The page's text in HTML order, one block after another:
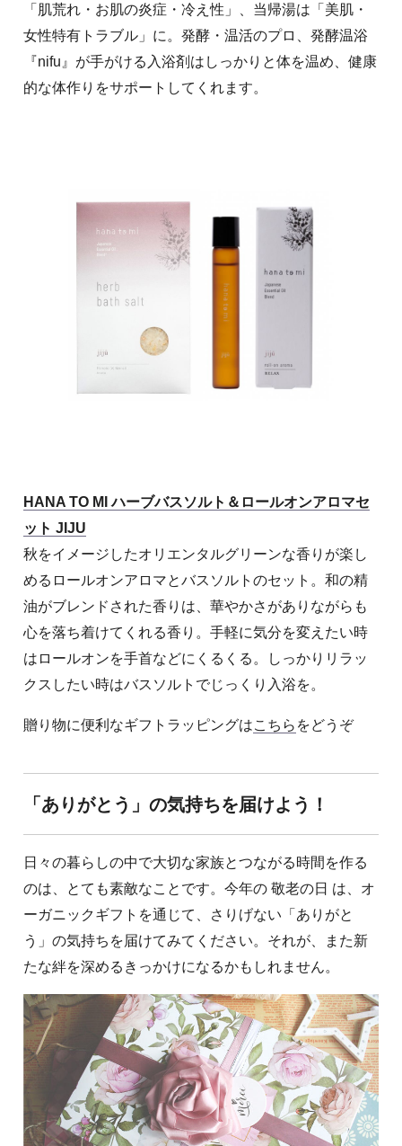
「肌荒れ・お肌の炎症・冷え性」、当帰湯は「美肌・
女性特有トラブル」に。発酵・温活のプロ、発酵温浴
『nifu』が手がける入浴剤はしっかりと体を温め、健康
的な体作りをサポートしてくれます。
HANA TO MI ハーブバスソルト＆ロールオンアロマセ
ット JIJU
秋をイメージしたオリエンタルグリーンな香りが楽し
めるロールオンアロマとバスソルトのセット。和の精
油がブレンドされた香りは、華やかさがありながらも
心を落ち着けてくれる香り。手軽に気分を変えたい時
はロールオンを手首などにくるくる。しっかりリラッ
クスしたい時はバスソルトでじっくり入浴を。
贈り物に便利なギフトラッピングはこちら をどうぞ
「ありがとう」の気持ちを届けよう！
日々の暮らしの中で大切な家族とつながる時間を作る
のは、とても素敵なことです。今年の 敬老の日 は、オ
ーガニックギフトを通じて、さりげない「ありがと
う」の気持ちを届けてみてください。それが、また新
たな絆を深めるきっかけになるかもしれません。